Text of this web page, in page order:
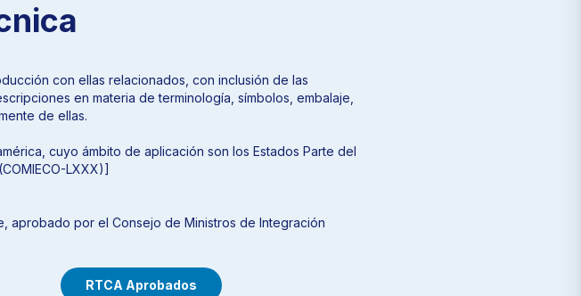
con ellas relacionados, con inclusión de las
en materia de terminología, símbolos, embalaje,
de ellas.
cuyo ámbito de aplicación son los Estados Parte del
LXXX)]
aprobado por el Consejo de Ministros de Integración
RTCA Aprobados